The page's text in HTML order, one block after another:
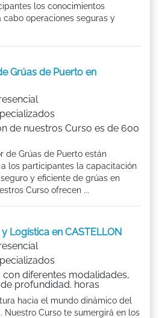
los conocimientos
cabo operaciones seguras y
Grúas de Puerto en
de nuestros Curso es de 600
de Grúas de Puerto están
los participantes la capacitación
y eficiente de grúas en
Curso ofrecen ...
Logística en CASTELLON
con diferentes modalidades,
profundidad. horas
hacia el mundo dinámico del
Curso te sumergirá en los